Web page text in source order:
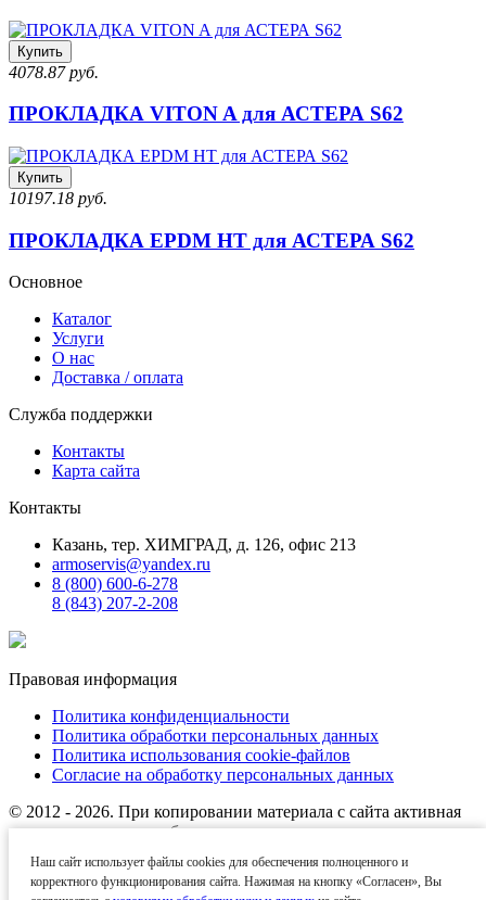
Купить
4078.87 руб.
ПРОКЛАДКА VITON A для АСТЕРА S62
Купить
10197.18 руб.
ПРОКЛАДКА EPDM HT для АСТЕРА S62
Наш сайт использует файлы cookies для обеспечения полноценного и
корректного функционирования сайта. Нажимая на кнопку «Согласен», Вы
Основное
Каталог
Услуги
О нас
Доставка / оплата
Служба поддержки
Контакты
Карта сайта
Контакты
Казань, тер. ХИМГРАД, д. 126, офис 213
armoservis@yandex.ru
8 (800) 600-6-278
8 (843) 207-2-208
Правовая информация
Политика конфиденциальности
Политика обработки персональных данных
Политика использования cookie-файлов
Согласие на обработку персональных данных
© 2012 - 2026. При копировании материала с сайта активная
ссылка на источник обязательна.
Названия производителей, компаний и товарные знаки
используются на сайте исключительно в информационных